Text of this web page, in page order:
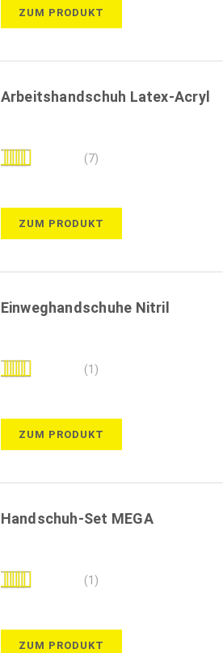
ZUM PRODUKT
Arbeitshandschuh Latex-Acryl
Bewertung: (7)
ZUM PRODUKT
Einweghandschuhe Nitril
Bewertung: (1)
ZUM PRODUKT
Handschuh-Set MEGA
Bewertung: (1)
ZUM PRODUKT